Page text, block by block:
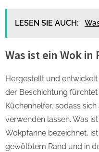
LESEN SIE AUCH:
Was ist ein Wok in
Hergestellt und entwickelt
der Beschichtung fürchtet
Küchenhelfer, sodass
verwenden lassen. Was
Wokpfanne bezeichnet,
gewölbtem Rand und in